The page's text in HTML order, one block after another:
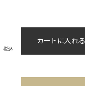
税込
カートに入れる